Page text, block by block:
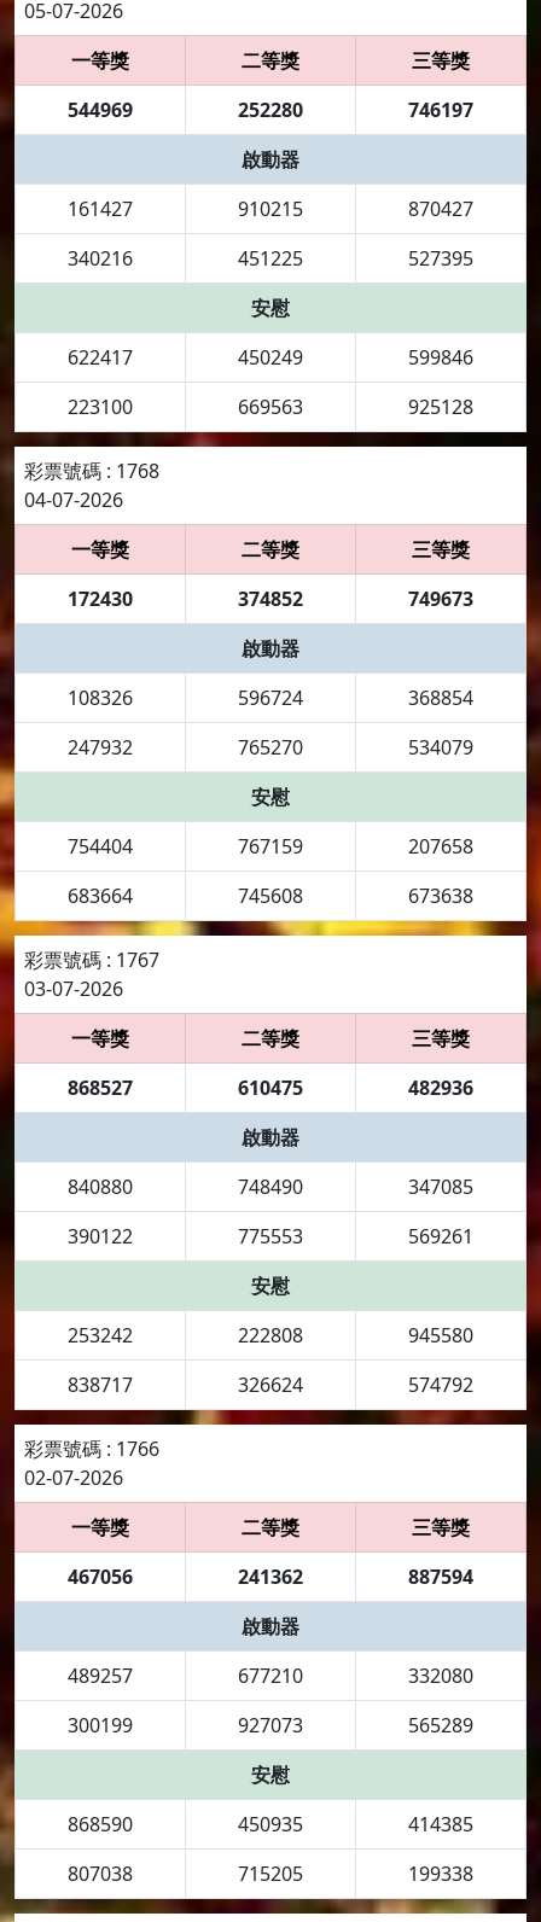
05-07-2026
一等獎
二等獎
三等獎
544969
252280
746197
啟動器
161427
910215
870427
340216
451225
527395
安慰
622417
450249
599846
223100
669563 925128
彩票號碼 : 1768
04-07-2026
一等獎
二等獎
三等獎
172430
374852
749673
啟動器
108326
596724
368854
247932
765270
534079
安慰
754404
767159
207658
683664
745608 673638
彩票號碼 : 1767
03-07-2026
一等獎
二等獎
三等獎
868527
610475
482936
啟動器
840880
748490
347085
390122
775553
569261
安慰
253242
222808
945580
838717
326624 574792
彩票號碼 : 1766
02-07-2026
一等獎
二等獎
三等獎
467056
241362
887594
啟動器
489257
677210
332080
300199
927073
565289
安慰
868590
450935
414385
807038
715205 199338